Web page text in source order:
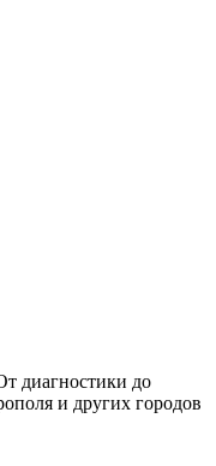
диагностики до
и других городов